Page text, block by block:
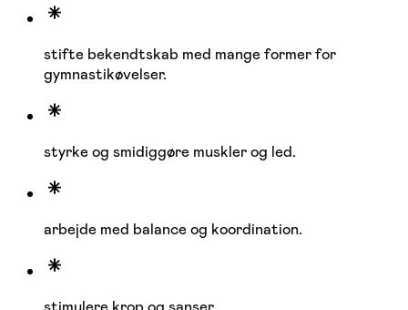
stifte bekendtskab med mange former for
gymnastikøvelser.
styrke og smidiggøre muskler og led.
arbejde med balance og koordination.